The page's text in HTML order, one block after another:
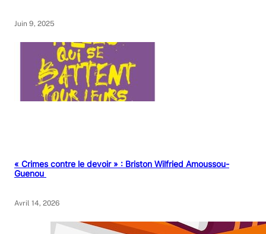
Juin 9, 2025
« Crimes contre le devoir » : Briston Wilfried Amoussou-
Guenou
Avril 14, 2026